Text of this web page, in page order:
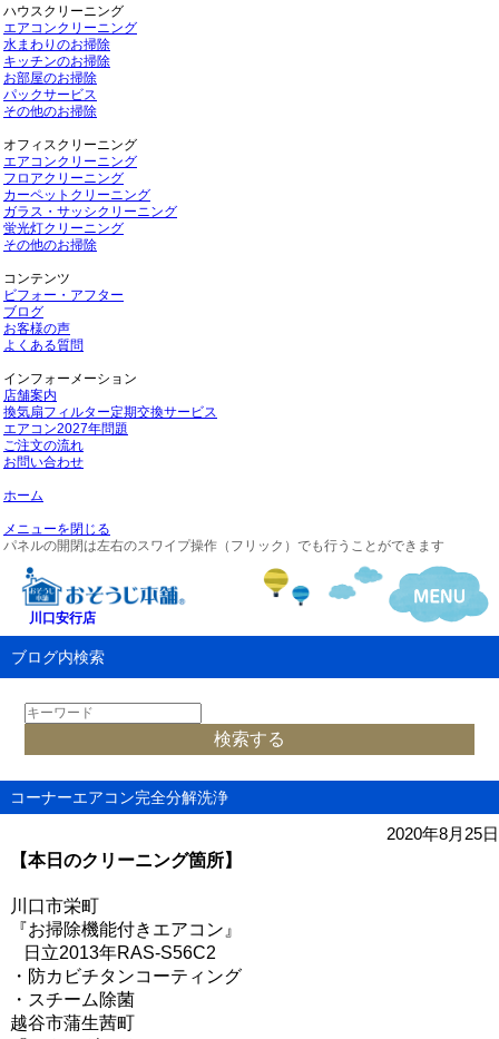
ハウスクリーニング
エアコンクリーニング
水まわりのお掃除
キッチンのお掃除
お部屋のお掃除
パックサービス
その他のお掃除
オフィスクリーニング
エアコンクリーニング
フロアクリーニング
カーペットクリーニング
ガラス・サッシクリーニング
蛍光灯クリーニング
その他のお掃除
コンテンツ
ビフォー・アフター
ブログ
お客様の声
よくある質問
インフォーメーション
店舗案内
換気扇フィルター定期交換サービス
エアコン2027年問題
ご注文の流れ
お問い合わせ
ホーム
メニューを閉じる
パネルの開閉は左右のスワイプ操作（フリック）でも行うことができます
川口安行店
ブログ内検索
コーナーエアコン完全分解洗浄
2020年8月25日
【本日のクリーニング箇所】
川口市栄町
『お掃除機能付きエアコン』
日立2013年RAS-S56C2
・防カビチタンコーティング
・スチーム除菌
越谷市蒲生茜町